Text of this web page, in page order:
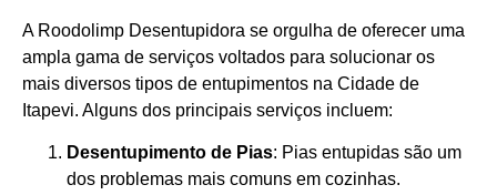
A Roodolimp Desentupidora se orgulha de oferecer uma
ampla gama de serviços voltados para solucionar os
mais diversos tipos de entupimentos na Cidade de
Itapevi. Alguns dos principais serviços incluem:
Desentupimento de Pias: Pias entupidas são um
dos problemas mais comuns em cozinhas.